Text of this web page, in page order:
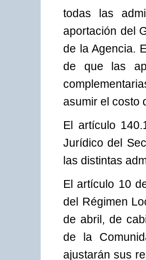
todas las
aportación del
de la Agencia.
de que las
asumir el costo
El artículo
Jurídico del
las distintas
El artículo 10
del Régimen
de abril, de
de la
ajustarán sus